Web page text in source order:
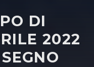
DI
2022